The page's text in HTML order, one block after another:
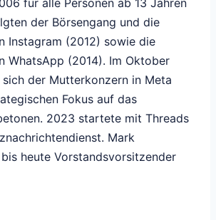
für alle Personen ab 13 Jahren
der Börsengang und die
Instagram (2012) sowie die
WhatsApp (2014). Im Oktober
sich der Mutterkonzern in Meta
Fokus auf das
2023 startete mit Threads
Mark
heute Vorstandsvorsitzender